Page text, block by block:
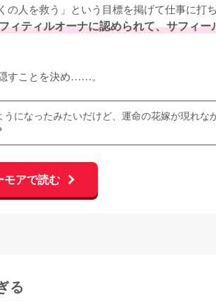
の人を救う」という目標を掲げて仕事に打
ィティルオーナに認められて、サフィー
すことを決め……。
になったみたいだけど、運命の花嫁が現れな
モアで読む
る